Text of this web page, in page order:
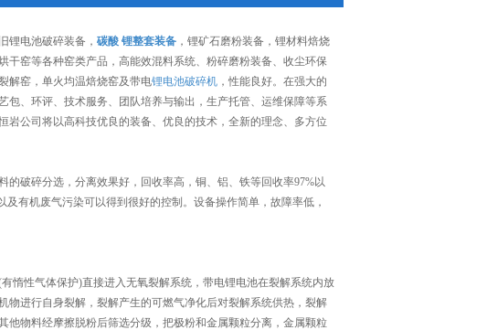
锂电池破碎装备， 碳酸 锂整套装备，锂矿石磨粉装备，锂材料焙烧
窑等各种窑类产品，高能效混料系统、粉碎磨粉装备、收尘环保
解窑，单火均温焙烧窑及带电锂电池破碎机，性能良好。在强大的
包、环评、技术服务、团队培养与输出，生产托管、运维保障等系
公司将以高科技优良的装备、优良的技术，全新的理念、多方位
破碎分选，分离效果好，回收率高，铜、铝、铁等回收率97%以
有机废气污染可以得到很好的控制。设备操作简单，故障率低，
惰性气体保护)直接进入无氧裂解系统，带电锂电池在裂解系统内放
进行自身裂解，裂解产生的可燃气净化后对裂解系统供热，裂解
物料经摩擦脱粉后筛选分级，把极粉和金属颗粒分离，金属颗粒